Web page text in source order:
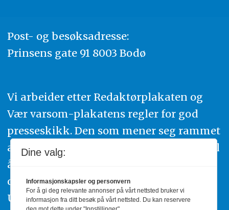
Post- og besøksadresse:
Prinsens gate 91 8003 Bodø
Vi arbeider etter Redaktørplakaten og
Vær varsom-plakatens regler for god
presseskikk. Den som mener seg rammet
av urettmessig publisering, oppfordres til
å ta kontakt med redaksjonen. Du kan
også klage inn saker til Pressens Faglige
Utvalg,www.pfu.no.
Dine valg:
Informasjonskapsler og personvern
For å gi deg relevante annonser på vårt nettsted bruker vi
informasjon fra ditt besøk på vårt nettsted. Du kan reservere